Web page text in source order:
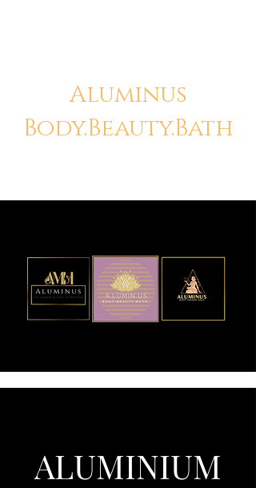
Aluminus
Body.Beauty.Bath
ALUMINIUM